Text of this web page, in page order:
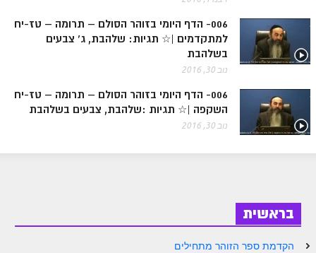
ספר הזוהר בראשית א' מתקדמים
ספר הזוהר בראשית ב' מתחילים
ספר הזוהר בראשית ב' מתקדמים
ספר הזוהר נח מתקדמים
ספר הזוהר לך לך מתחילים
ספר הזוהר וירא מתקדמים
ספר הזוהר חיי שרה מתחילים
006- הדף היומי בזוהר הסולם – תרומה – טז-יח
למתקדמים |☆ תגיות: שלהבת, ג' צבעים
בשלהבת
נוב 30, 2016
006- הדף היומי בזוהר הסולם – תרומה – טז-יח
השקפה |☆ תגיות :שלהבת, צבעים בשלהבת
נוב 30, 2016
בראשית
הקדמת ספר הזוהר מתחילים